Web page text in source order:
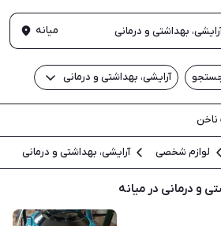
میانه
آرایشی، بهداشتی و درمانی
ناخن
لوازم شخصی آرایشی، بهداشتی و درمانی
و درمانی در میانه